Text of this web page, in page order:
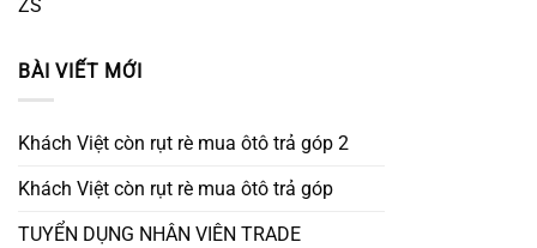
ZS
BÀI VIẾT MỚI
Khách Việt còn rụt rè mua ôtô trả góp 2
Khách Việt còn rụt rè mua ôtô trả góp
TUYỂN DỤNG NHÂN VIÊN TRADE